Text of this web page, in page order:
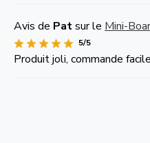
Avis de Patsur le Mini-
5/5
Produit joli, commande